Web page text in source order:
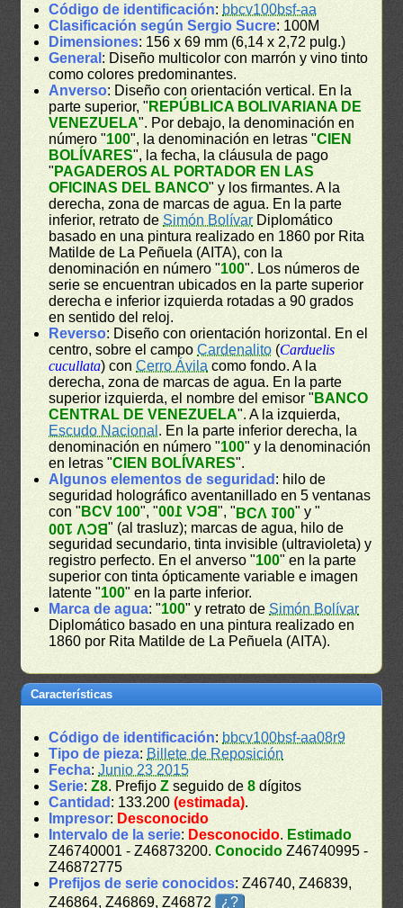
Código de identificación: bbcv100bsf-aa
Clasificación según Sergio Sucre: 100M
Dimensiones: 156 x 69 mm (6,14 x 2,72 pulg.)
General : Diseño multicolor con marrón y vino tinto
como colores predominantes.
Anverso: Diseño con orientación vertical. En la
parte superior, " REPÚBLICA BOLIVARIANA DE
VENEZUELA". Por debajo, la denominación en
número "100", la denominación en letras "CIEN
BOLÍVARES", la fecha, la cláusula de pago
" PAGADEROS AL PORTADOR EN LAS
OFICINAS DEL BANCO" y los firmantes. A la
derecha, zona de marcas de agua. En la parte
inferior, retrato deSimón Bolívar Diplomático
basado en una pintura realizado en 1860 por Rita
Matilde de La Peñuela (AITA), con la
denominación en número "100". Los números de
serie se encuentran ubicados en la parte superior
derecha e inferior izquierda rotadas a 90 grados
en sentido del reloj.
Reverso: Diseño con orientación horizontal. En el
centro, sobre el campoCardenalito (Carduelis
cucullata) conCerro Ávila como fondo. A la
derecha, zona de marcas de agua. En la parte
superior izquierda, el nombre del emisor " BANCO
CENTRAL DE VENEZUELA". A la izquierda,
Escudo Nacional . En la parte inferior derecha, la
denominación en número "100" y la denominación
en letras "CIEN BOLÍVARES".
Algunos elementos de seguridad : hilo de
seguridad holográfico aventanillado en 5 ventanas
con " BCV 100", "BCV 100", "BCV 100" y "
BCV 100" (al trasluz); marcas de agua, hilo de
seguridad secundario, tinta invisible (ultravioleta) y
registro perfecto. En el anverso "100" en la parte
superior con tinta ópticamente variable e imagen
latente "100" en la parte inferior.
Marca de agua: "100" y retrato deSimón Bolívar
Diplomático basado en una pintura realizado en
1860 por Rita Matilde de La Peñuela (AITA).
Características
Código de identificación: bbcv100bsf-aa08r9
Tipo de pieza: Billete de Reposición
Fecha:Junio 23 2015
Serie:Z8. PrefijoZ seguido de8 dígitos
Cantidad : 133.200(estimada).
Impresor: Desconocido
Intervalo de la serie: Desconocido. Estimado
Z46740001 - Z46873200.Conocido Z46740995 -
Z46872775
Prefijos de serie conocidos: Z46740, Z46839,
Z46864, Z46869, Z46872
¿?